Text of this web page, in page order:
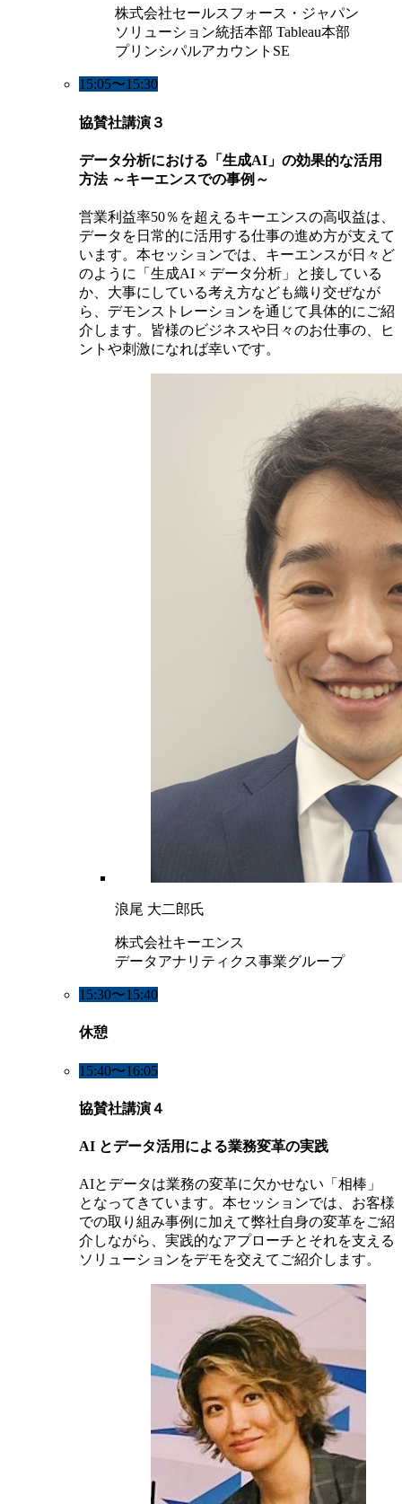
株式会社セールスフォース・ジャパン
ソリューション統括本部 Tableau本部
プリンシパルアカウントSE
15:05〜15:30
協賛社講演３
データ分析における「生成AI」の効果的な活用
方法 ～キーエンスでの事例～
営業利益率50％を超えるキーエンスの高収益は、
データを日常的に活用する仕事の進め方が支えて
います。本セッションでは、キーエンスが日々ど
のように「生成AI × データ分析」と接している
か、大事にしている考え方なども織り交ぜなが
ら、デモンストレーションを通じて具体的にご紹
介します。皆様のビジネスや日々のお仕事の、ヒ
ントや刺激になれば幸いです。
浪尾 大二郎氏
株式会社キーエンス
データアナリティクス事業グループ
15:30〜15:40
休憩
15:40〜16:05
協賛社講演４
AI とデータ活用による業務変革の実践
AIとデータは業務の変革に欠かせない「相棒」
となってきています。本セッションでは、お客様
での取り組み事例に加えて弊社自身の変革をご紹
介しながら、実践的なアプローチとそれを支える
ソリューションをデモを交えてご紹介します。